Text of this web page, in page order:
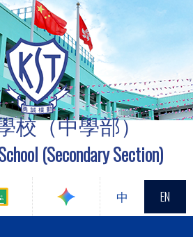
校（中學部）
(Secondary Section)
中 EN